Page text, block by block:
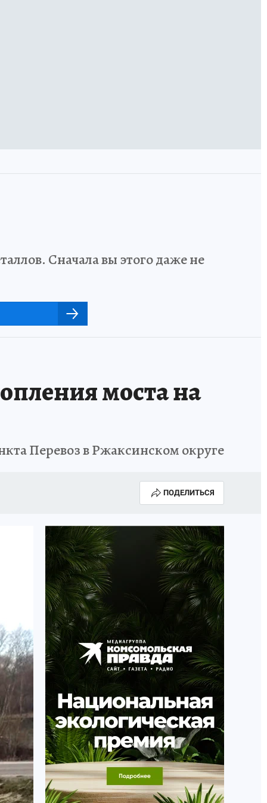
Сначала вы этого даже не
моста на
Перевоз в Ржаксинском округе
ПОДЕЛИТЬСЯ